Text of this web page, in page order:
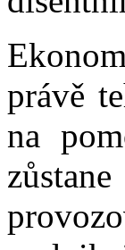
právě
na